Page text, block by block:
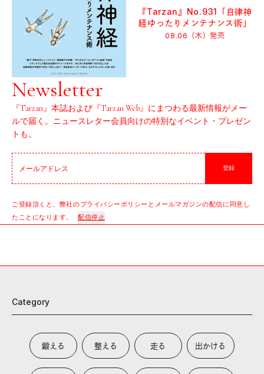
『Tarzan』No.931「自律神
経ゆったりメンテナンス術」
08.06（木）発売
Newsletter
『Tarzan』本誌および『Tarzan Web』にまつわる最新情報がメー
ルで届く。ニュースレター会員向けの特別なイベント・プレゼン
トも。
登録
ご登録頂くと、弊社のプライバシーポリシーとメールマガジンの配信に同意し
たことになります。
配信停止
Category
鍛える 整える 走る 出かける